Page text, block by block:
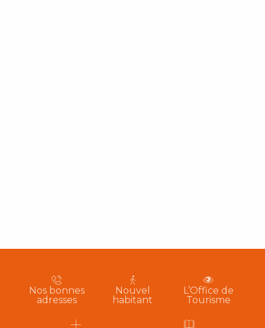
Nos bonnes
adresses
Nouvel
habitant
L’Office de
Tourisme